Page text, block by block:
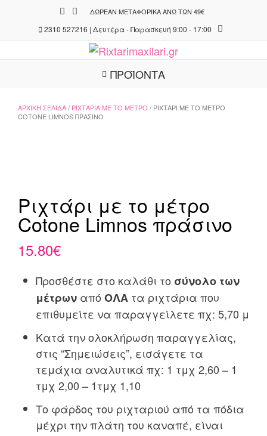
content
ΔΩΡΕΆΝ ΜΕΤΑΦΟΡΙΚΆ ΆΝΩ ΤΩΝ 49€
2310 527216 | Δευτέρα - Παρασκευή 9:00 - 17:00
ΠΡΟΪΟΝΤΑ
ΑΡΧΙΚΉ ΣΕΛΊΔΑ/ ΡΙΧΤΆΡΙΑ ΜΕ ΤΟ ΜΈΤΡΟ / ΡΙΧΤΆΡΙ ΜΕ ΤΟ ΜΈΤΡΟ
COTONE LIMNOS ΠΡΆΣΙΝΟ
Ριχτάρι με το μέτρο
Cotone Limnos πράσινο
15.80€
Προσθέστε στο καλάθι το σύνολο των
μέτρων από ΟΛΑ τα ριχτάρια που
επιθυμείτε να παραγγείλετε πχ: 5,70 μ
Κατά την ολοκλήρωση παραγγελίας,
στις “Σημειώσεις”, εισάγετε τα
τεμάχια αναλυτικά πχ: 1 τμχ 2,60 – 1
τμχ 2,00 – 1τμχ 1,10
Το φάρδος του ριχταριού από τα πόδια
μέχρι την πλάτη του καναπέ, είναι